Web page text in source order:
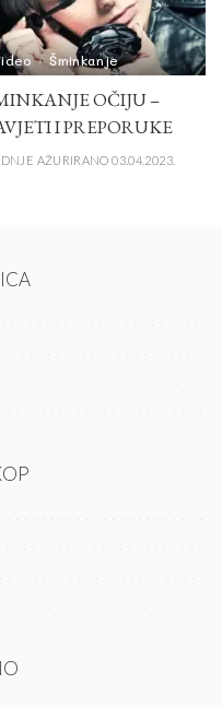
Šminkanje
OČIJU –
I PREPORUKE
AŽURIRANO 03.04.2023.